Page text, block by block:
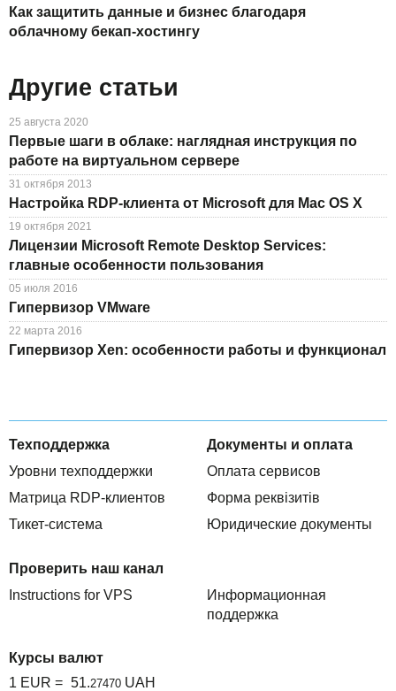
Как защитить данные и бизнес благодаря
облачному бекап-хостингу
Другие статьи
25 августа 2020
Первые шаги в облаке: наглядная инструкция по
работе на виртуальном сервере
31 октября 2013
Настройка RDP-клиента от Microsoft для Mac OS X
19 октября 2021
Лицензии Microsoft Remote Desktop Services:
главные особенности пользования
05 июля 2016
Гипервизор VMware
22 марта 2016
Гипервизор Xen: особенности работы и функционал
Техподдержка
Уровни техподдержки
Матрица RDP-клиентов
Тикет-система
Документы и оплата
Оплата сервисов
Форма реквізитів
Юридические документы
Проверить наш канал
Instructions for VPS
Информационная
поддержка
Курсы валют
1 EUR = 51.27470 UAH